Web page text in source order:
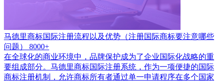
马德里商标国际注册流程以及优势（注册国际商标要注意哪些
问题）
8000+
在全球化的商业环境中，品牌保护成为了企业国际化战略的重
要组成部分。马德里商标国际注册系统，作为一项便捷的国际
商标注册机制，允许商标所有者通过单一申请程序在多个国家